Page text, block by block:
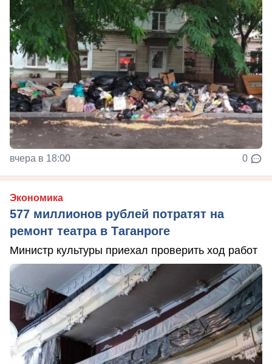
вчера в 18:00 0
Экономика
577 миллионов рублей потратят на
ремонт театра в Таганроге
Министр культуры приехал проверить ход работ